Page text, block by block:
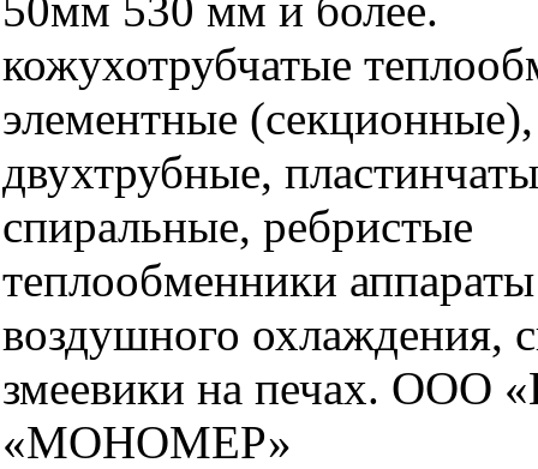
кожухотрубчатые
элементные
двухтрубные,
спиральные, ребристые
теплообменники аппараты
воздушного охлаждения,
змеевики на печах. ООО
«МОНОМЕР»